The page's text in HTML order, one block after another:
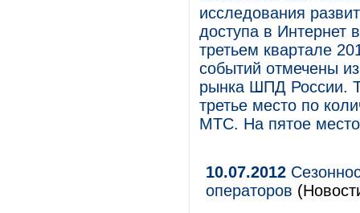
исследования
доступа в Интернет
третьем квартале
событий отмечены
рынка ШПД России.
третье место по
МТС. На пятое
10.07.2012
операторов